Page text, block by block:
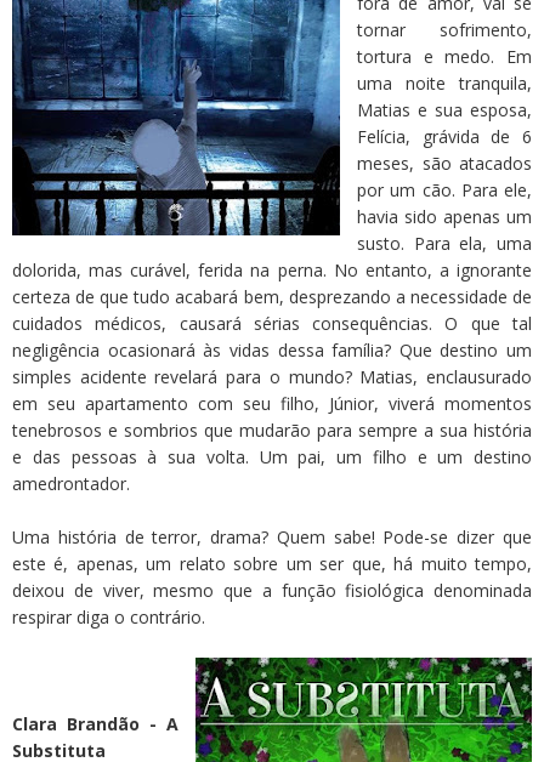
tornar sofrimento,
tortura e medo. Em
uma noite tranquila,
Matias e sua esposa,
Felícia, grávida de 6
meses, são atacados
por um cão. Para ele,
havia sido apenas um
susto. Para ela, uma
dolorida, mas curável, ferida na perna. No entanto, a ignorante
certeza de que tudo acabará bem, desprezando a necessidade de
cuidados médicos, causará sérias consequências. O que tal
negligência ocasionará às vidas dessa família? Que destino um
simples acidente revelará para o mundo? Matias, enclausurado
em seu apartamento com seu filho, Júnior, viverá momentos
tenebrosos e sombrios que mudarão para sempre a sua história
e das pessoas à sua volta. Um pai, um filho e um destino
amedrontador.
Uma história de terror, drama? Quem sabe! Pode-se dizer que
este é, apenas, um relato sobre um ser que, há muito tempo,
deixou de viver, mesmo que a função fisiológica denominada
respirar diga o contrário.
Clara Brandão - A
Substituta